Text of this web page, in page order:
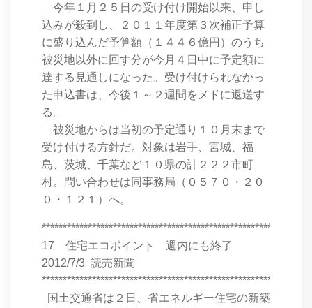
今年１月２５日の受け付け開始以来、申し
込みが殺到し、２０１１年度第３次補正予算
に盛り込んだ予算額（１４４６億円）のうち
被災地以外に回す分が今月４日中に予定額に
達する見通しになった。受け付けられなかっ
た申込書は、今後１～２週間をメドに返送す
る。
被災地からは当初の予定通り１０月末まで
受け付ける方針だ。対象は岩手、宮城、福
島、茨城、千葉など１０県の計２２２市町
村。問い合わせは同事務局（０５７０・２０
０・１２１）へ。
17 住宅エコポイント 週内にも終了
2012/7/3 読売新聞
国土交通省は２日、省エネルギー住宅の新築